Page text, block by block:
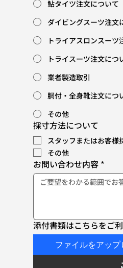
鮎タイツ注文について
ダイビングスーツ注文
トライアスロンスーツ
トライスーツ注文につ
業者製造取引
胴付・全身靴注文につ
その他
採寸方法について
スタッフまたはお客様
その他
お問い合わせ内容 *
添付書類はこちらをご
ファイルをアップ